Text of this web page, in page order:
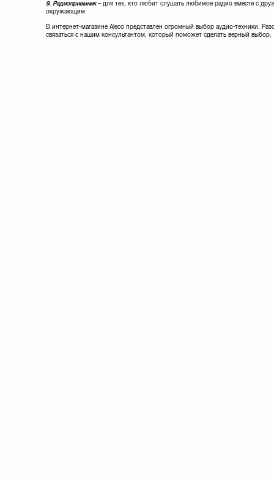
9. Радиоприемник– для тех, кто любит слушать любимое радио вместе с
окружающим.
В интернет-магазине Aleco представлен огромный выбор аудио-техники.
связаться с нашим консультантом, который поможет сделать верный выбор.